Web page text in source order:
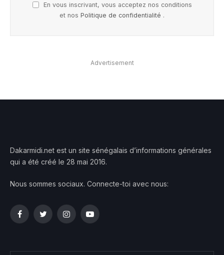
En vous inscrivant, vous acceptez nos conditions
et nos Politique de confidentialité .
Advertisement
Dakarmidi.net est un site sénégalais d’informations générales
qui a été créé le 28 mai 2016.
Nous sommes sociaux. Connecte-toi avec nous:
FacebookTwitterInstagramYouTube